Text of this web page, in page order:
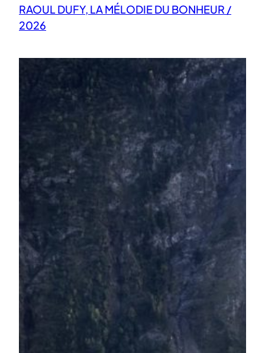
RAOUL DUFY, LA MÉLODIE DU BONHEUR /
2026